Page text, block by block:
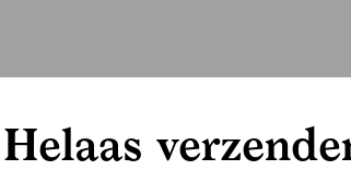
Helaas